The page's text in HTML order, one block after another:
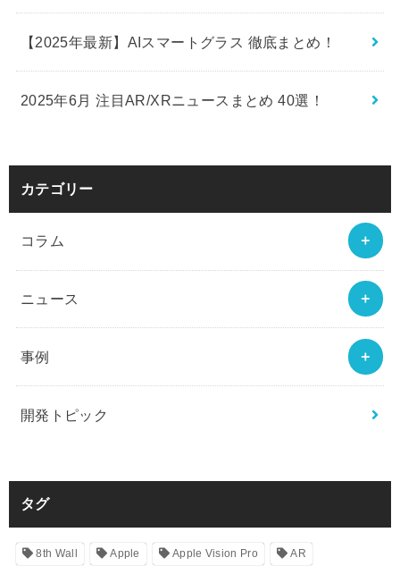
【2025年最新】AIスマートグラス 徹底まとめ！
2025年6月 注目AR/XRニュースまとめ 40選！
カテゴリー
コラム
ニュース
事例
開発トピック
タグ
8th Wall Apple Apple Vision Pro AR